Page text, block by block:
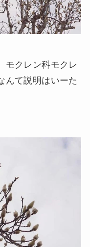
モクレン科モクレ
て説明はいーた